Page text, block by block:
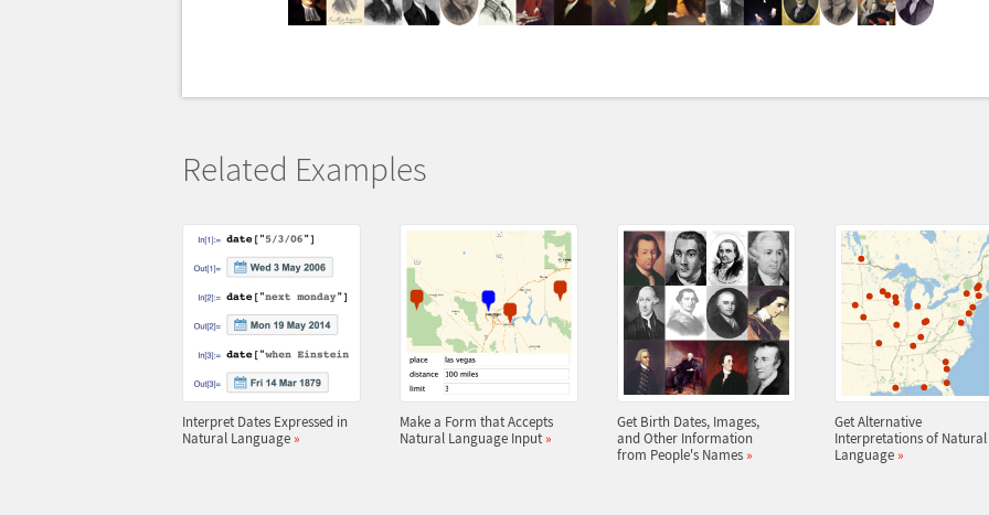
Related Examples
Interpret Dates Expressed in
Natural Language »
Make a Form that Accepts
Natural Language Input »
Get Birth Dates, Images,
and Other Information
from People's Names »
Get Alternative
Interpretations of Natural
Language »